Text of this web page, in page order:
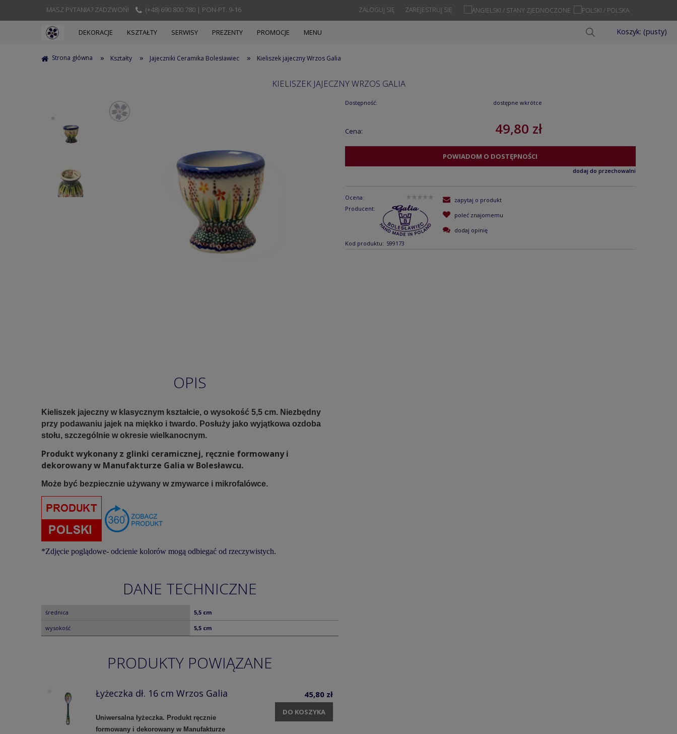
MASZ PYTANIA? ZADZWOŃ! (+48) 690 800 780 | PON-PT. 9-16 ZAREJESTRUJ SIĘ
ZALOGUJ SIĘ
Koszyk: (pusty)
DEKORACJE KSZTAŁTY SERWISY PREZENTY PROMOCJE MENU
Strona główna » Kształty » Jajeczniki Ceramika Bolesławiec » Kieliszek jajeczny Wrzos Galia
KIELISZEK JAJECZNY WRZOS GALIA
Dostępność: dostępne wkrótce
Cena: 49,80 zł
POWIADOM O DOSTĘPNOŚCI
dodaj do przechowalni
Ocena:
Producent:
Kod produktu: 599173
zapytaj o produkt
poleć znajomemu
dodaj opinię
OPIS
Kieliszek jajeczny w klasycznym kształcie, o wysokość 5,5 cm. Niezbędny
przy podawaniu jajek na miękko i twardo. Posłuży jako wyjątkowa ozdoba
stołu, szczególnie w okresie wielkanocnym.
Produkt wykonany z glinki ceramicznej, ręcznie formowany i
dekorowany w Manufakturze Galia w Bolesławcu.
Może być bezpiecznie używany w zmywarce i mikrofalówce.
*Zdjęcie poglądowe- odcienie kolorów mogą odbiegać od rzeczywistych.
DANE TECHNICZNE
średnica 5,5 cm
wysokość 5,5 cm
PRODUKTY POWIĄZANE
Łyżeczka dł. 16 cm Wrzos Galia
Uniwersalna łyżeczka. Produkt ręcznie
formowany i dekorowany w Manufakturze
45,80 zł
DO KOSZYKA